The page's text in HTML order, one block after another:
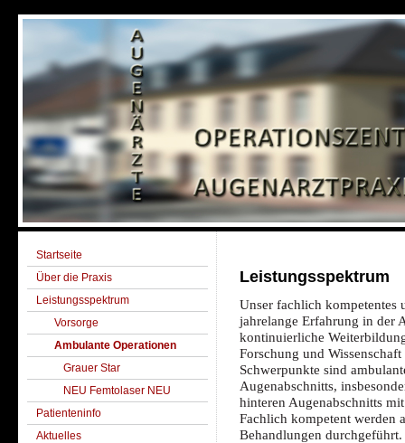
Startseite
Über die Praxis
Leistungsspektrum
Vorsorge
Ambulante Operationen
Grauer Star
NEU Femtolaser NEU
Patienteninfo
Aktuelles
Leistungsspektrum
Unser fachlich kompetentes
jahrelange Erfahrung in der
kontinuierliche
Forschung und Wissenschaft
Schwerpunkte sind
Augenabschnitts,
hinteren Augenabschnitts
Fachlich kompetent werden
Behandlungen durchgeführt.